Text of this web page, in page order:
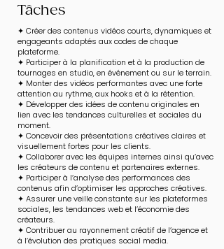
​Tâches
✦ Créer des contenus vidéos courts, dynamiques et
engageants adaptés aux codes de chaque
plateforme.
✦ Participer à la planification et à la production de
tournages en studio, en événement ou sur le terrain.
✦ Monter des vidéos performantes avec une forte
attention au rythme, aux hooks et à la rétention.
✦ Développer des idées de contenu originales en
lien avec les tendances culturelles et sociales du
moment.
✦ Concevoir des présentations créatives claires et
visuellement fortes pour les clients.
✦ Collaborer avec les équipes internes ainsi qu’avec
les créateurs de contenu et partenaires externes.
✦ Participer à l’analyse des performances des
contenus afin d’optimiser les approches créatives.
✦ Assurer une veille constante sur les plateformes
sociales, les tendances web et l’économie des
créateurs.
✦ Contribuer au rayonnement créatif de l’agence et
à l’évolution des pratiques social media.